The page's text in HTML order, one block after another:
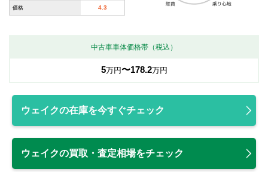
価格 4.3
中古車車体価格帯（税込）
5万円〜178.2万円
ウェイクの在庫を今すぐチェック
ウェイクの買取・査定相場をチェック